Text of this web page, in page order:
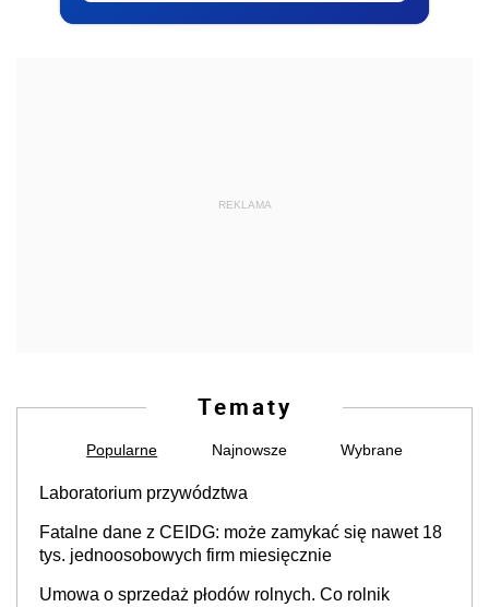
REKLAMA
Tematy
Popularne Najnowsze Wybrane
Laboratorium przywództwa
Fatalne dane z CEIDG: może zamykać się nawet 18
tys. jednoosobowych firm miesięcznie
Umowa o sprzedaż płodów rolnych. Co rolnik